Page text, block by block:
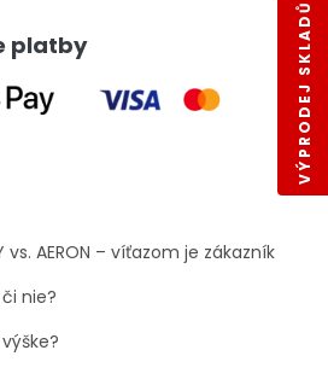
platby
vs. AERON – víťazom je zákazník
nie?
VÝPRODEJ SKLADŮ